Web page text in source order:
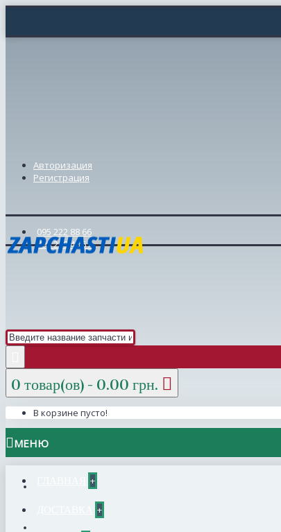
Авторизация
Регистрация
095 222 88 66
098 239 46 57
0 товар(ов) - 0.00 грн.
В корзине пусто!
МЕНЮ
+
+